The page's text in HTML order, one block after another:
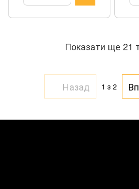
Показати ще 21
Назад 1 з 2